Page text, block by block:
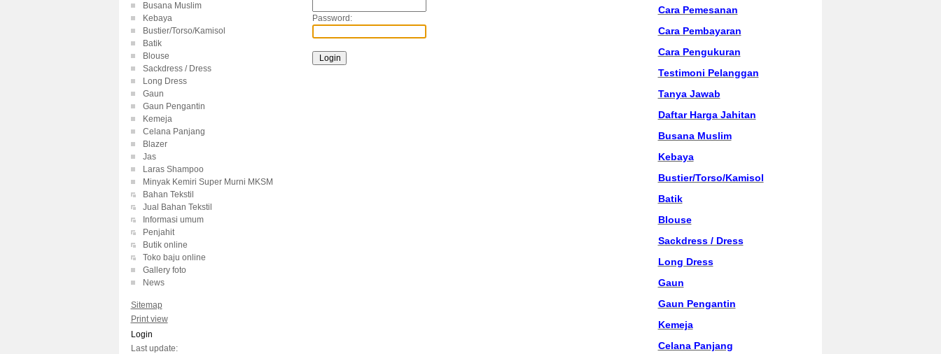
Busana Muslim
Kebaya
Bustier/Torso/Kamisol
Batik
Blouse
Sackdress / Dress
Long Dress
Gaun
Gaun Pengantin
Kemeja
Celana Panjang
Blazer
Jas
Laras Shampoo
Minyak Kemiri Super Murni MKSM
Bahan Tekstil
Jual Bahan Tekstil
Informasi umum
Penjahit
Butik online
Toko baju online
Gallery foto
News
Sitemap
Print view
Login
Last update:
Password:
Cara Pemesanan
Cara Pembayaran
Cara Pengukuran
Testimoni Pelanggan
Tanya Jawab
Daftar Harga Jahitan
Busana Muslim
Kebaya
Bustier/Torso/Kamisol
Batik
Blouse
Sackdress / Dress
Long Dress
Gaun
Gaun Pengantin
Kemeja
Celana Panjang